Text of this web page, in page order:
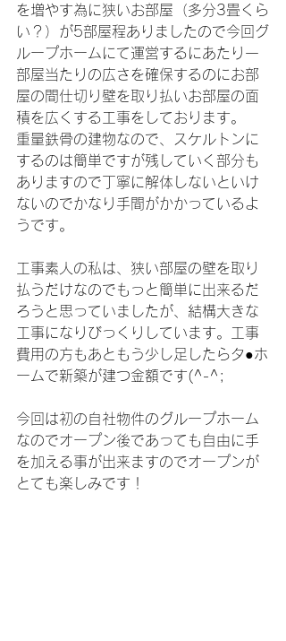
を増やす為に狭いお部屋（多分3畳くら
い？）が5部屋程ありましたので今回グ
ループホームにて運営するにあたり一
部屋当たりの広さを確保するのにお部
屋の間仕切り壁を取り払いお部屋の面
積を広くする工事をしております。
重量鉄骨の建物なので、スケルトンに
するのは簡単ですが残していく部分も
ありますので丁寧に解体しないといけ
ないのでかなり手間がかかっているよ
うです。
工事素人の私は、狭い部屋の壁を取り
払うだけなのでもっと簡単に出来るだ
ろうと思っていましたが、結構大きな
工事になりびっくりしています。工事
費用の方もあともう少し足したらタ●ホ
ームで新築が建つ金額です(^-^;
今回は初の自社物件のグループホーム
なのでオープン後であっても自由に手
を加える事が出来ますのでオープンが
とても楽しみです！